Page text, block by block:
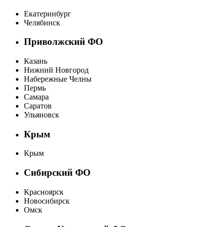
Екатеринбург
Челябинск
Приволжский ФО
Казань
Нижний Новгород
Набережные Челны
Пермь
Самара
Саратов
Ульяновск
Крым
Крым
Сибирский ФО
Красноярск
Новосибирск
Омск